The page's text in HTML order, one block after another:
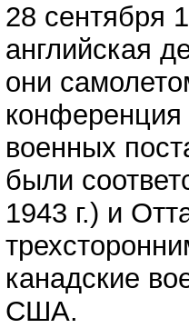
28 сентября
английская
они
конференция
военных
были
1943 г.) и
канадские
США.